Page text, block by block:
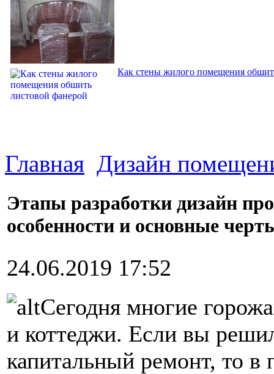
Как стены жилого помещения
Главная Дизайн
Этапы разработки дизайн
особенности и основные
24.06.2019 17:52
Сегодня многие
и коттеджи. Если вы
капитальный ремонт, то в